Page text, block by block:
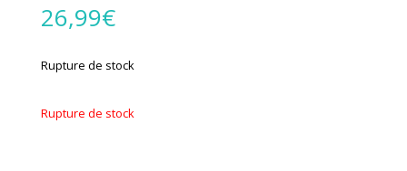
26,99€
Rupture de stock
Rupture de stock